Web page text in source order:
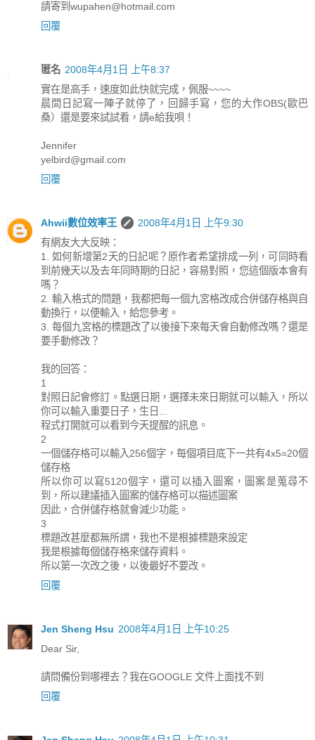
請寄到wupahen@hotmail.com
回覆
匿名 2008年4月1日 上午8:37
實在是高手，速度如此快就完成，佩服~~~~
晨間日記寫一陣子就停了，回歸手寫，您的大作OBS(歐巴
桑）還是要來試試看，請e給我唄！
Jennifer
yelbird@gmail.com
回覆
Ahwii數位效率王
2008年4月1日 上午9:30
有網友大大反映：
1. 如何新增第2天的日記呢？原作者希望排成一列，可同時看
到前幾天以及去年同時期的日記，容易對照，您這個版本會有
嗎？
2. 輸入格式的問題，我都把每一個九宮格改成合併儲存格與自
動換行，以便輸入，給您參考。
3. 每個九宮格的標題改了以後接下來每天會自動修改嗎？還是
要手動修改？
我的回答：
1
對照日記會修訂。點選日期，選擇未來日期就可以輸入，所以
你可以輸入重要日子，生日...
程式打開就可以看到今天提醒的訊息。
2
一個儲存格可以輸入256個字，每個項目底下一共有4x5=20個
儲存格
所以你可以寫5120個字，還可以插入圖案，圖案是蒐尋不
到，所以建議插入圖案的儲存格可以描述圖案
因此，合併儲存格就會減少功能。
3
標題改甚麼都無所謂，我也不是根據標題來設定
我是根據每個儲存格來儲存資料。
所以第一次改之後，以後最好不要改。
回覆
Jen Sheng Hsu 2008年4月1日 上午10:25
Dear Sir,
請問備份到哪裡去？我在GOOGLE 文件上面找不到
回覆